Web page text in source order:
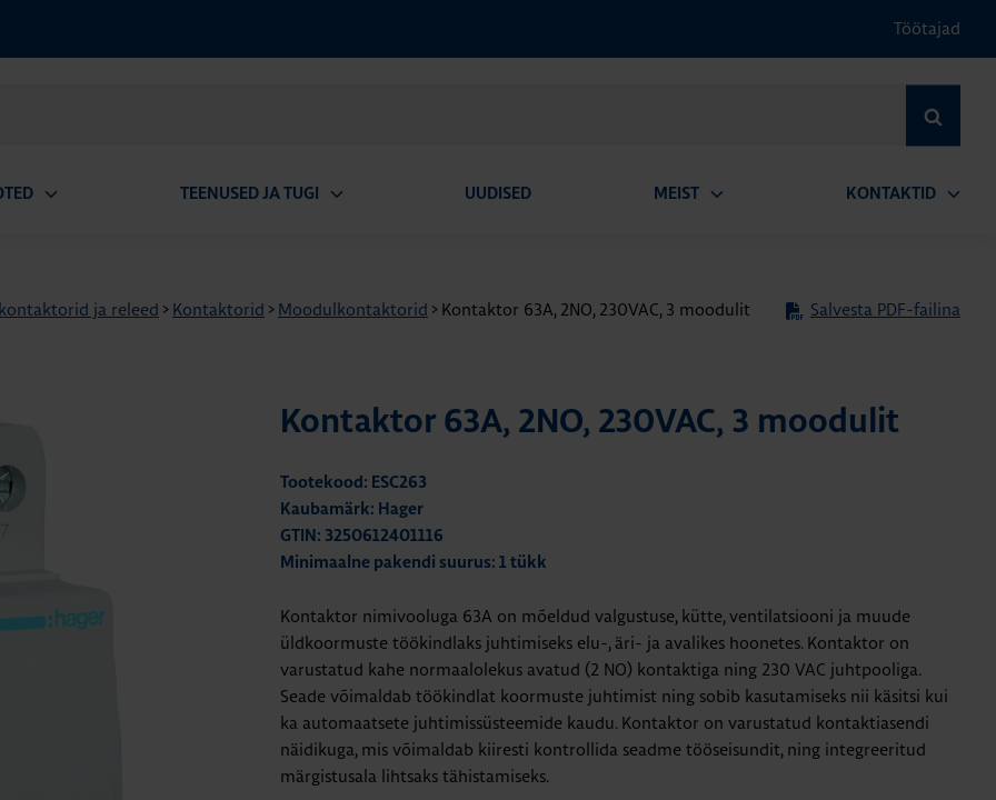
Töötajad
TEENUSED JA TUGI UUDISED MEIST KONTAKTID
ja releed > Kontaktorid > Moodulkontaktorid > Kontaktor 63A, 2NO, 230VAC, 3 moodulit Salvesta PDF-failina
Kontaktor 63A, 2NO, 230VAC, 3 moodulit
Tootekood: ESC263
Kaubamärk: Hager
GTIN: 3250612401116
Minimaalne pakendi suurus: 1 tükk
Kontaktor nimivooluga 63A on mõeldud valgustuse, kütte, ventilatsiooni ja muude
üldkoormuste töökindlaks juhtimiseks elu-, äri- ja avalikes hoonetes. Kontaktor on
varustatud kahe normaalolekus avatud (2 NO) kontaktiga ning 230 VAC juhtpooliga.
Seade võimaldab töökindlat koormuste juhtimist ning sobib kasutamiseks nii käsitsi kui
ka automaatsete juhtimissüsteemide kaudu. Kontaktor on varustatud kontaktiasendi
näidikuga, mis võimaldab kiiresti kontrollida seadme tööseisundit, ning integreeritud
märgistusala lihtsaks tähistamiseks.